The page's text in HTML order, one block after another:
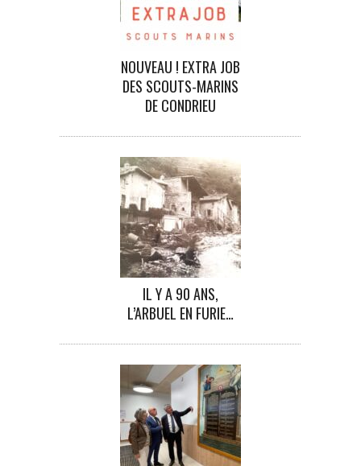
NOUVEAU ! EXTRA JOB
DES SCOUTS-MARINS
DE CONDRIEU
IL Y A 90 ANS,
L’ARBUEL EN FURIE…